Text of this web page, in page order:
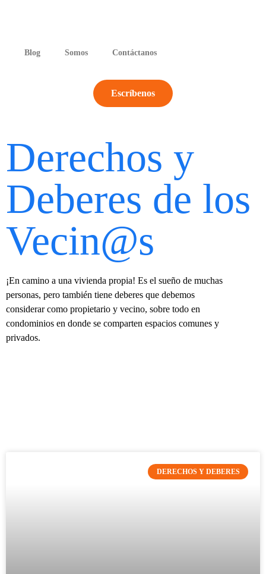
Blog Somos Contáctanos
Escríbenos
Derechos y
Deberes de los
Vecin@s
¡En camino a una vivienda propia! Es el sueño de muchas
personas, pero también tiene deberes que debemos
considerar como propietario y vecino, sobre todo en
condominios en donde se comparten espacios comunes y
privados.
DERECHOS Y DEBERES